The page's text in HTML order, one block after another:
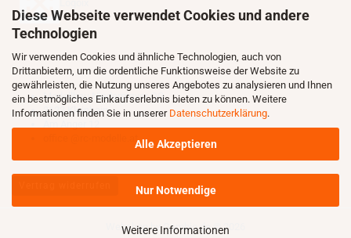
Diese Webseite verwendet Cookies und andere
Technologien
Wir verwenden Cookies und ähnliche Technologien, auch von
Drittanbietern, um die ordentliche Funktionsweise der Website zu
gewährleisten, die Nutzung unseres Angebotes zu analysieren und Ihnen
ein bestmögliches Einkaufserlebnis bieten zu können. Weitere
Informationen finden Sie in unserer Datenschutzerklärung.
Alle Akzeptieren
Nur Notwendige
Weitere Informationen
Modellbau Niedermayer OG
3123 Kleinhain
office @rc-modelle.at
Webshopby Gambio.de © 2026